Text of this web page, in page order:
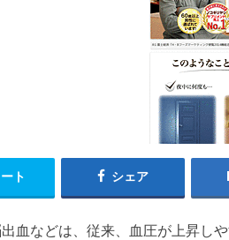
ト シェア
血などは、従来、血圧が上昇し